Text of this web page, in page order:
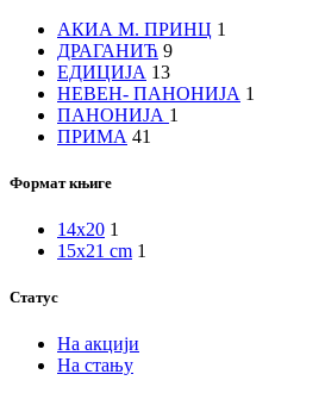
АКИА М. ПРИНЦ 1
ДРАГАНИЋ 9
ЕДИЦИЈА 13
НЕВЕН- ПАНОНИЈА 1
ПАНОНИЈА 1
ПРИМА 41
Формат књиге
14x20 1
15x21 cm 1
Статус
На акцији
На стању